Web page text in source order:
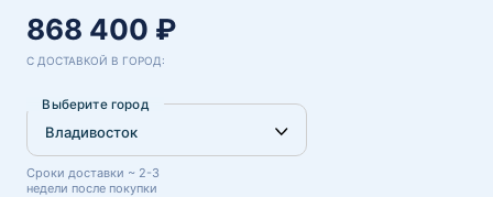
868 400 ₽
С ДОСТАВКОЙ В ГОРОД:
Выберите город
Сроки доставки ~ 2-3
недели после покупки